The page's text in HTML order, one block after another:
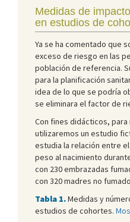
Medidas de
en estudios de
Ya se ha comentado que
exceso de riesgo en las
población de referencia.
para la planificación
idea de lo que se podría
se eliminara el factor de
Con fines didácticos,
utilizaremos un estudio
estudia la relación entre
peso al nacimiento
con 230 embrazadas
con 320 madres no
Tabla 1.Medidas y
estudios de cohortes.